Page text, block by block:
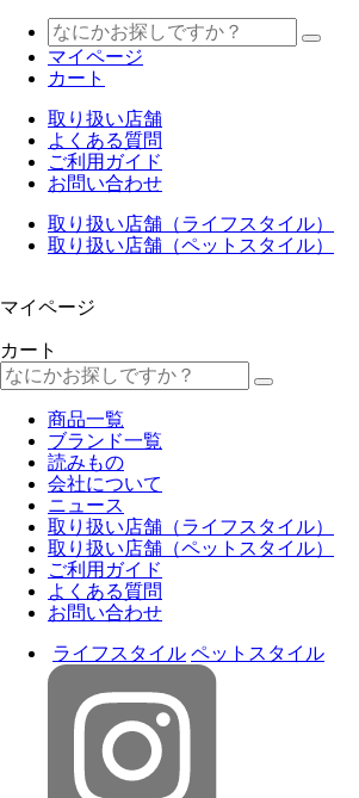
マイページ
カート
取り扱い店舗
よくある質問
ご利用ガイド
お問い合わせ
取り扱い店舗（ライフスタイル）
取り扱い店舗（ペットスタイル）
マイページ
カート
商品一覧
ブランド一覧
読みもの
会社について
ニュース
取り扱い店舗（ライフスタイル）
取り扱い店舗（ペットスタイル）
ご利用ガイド
よくある質問
お問い合わせ
ライフスタイル ペットスタイル